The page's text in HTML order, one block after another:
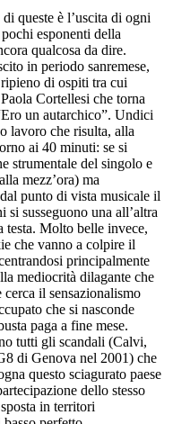
queste è l’uscita di ogni
esponenti della
qualcosa da dire.
in periodo sanremese,
di ospiti tra cui
Cortellesi che torna
un autarchico”. Undici
lavoro che risulta, alla
ai 40 minuti: se si
strumentale del singolo e
mezz’ora) ma
punto di vista musicale il
susseguono una all’altra
testa. Molto belle invece,
che vanno a colpire il
principalmente
mediocrità dilagante che
il sensazionalismo
che si nasconde
paga a fine mese.
tutti gli scandali (Calvi,
di Genova nel 2001) che
questo sciagurato paese
dello stesso
in territori